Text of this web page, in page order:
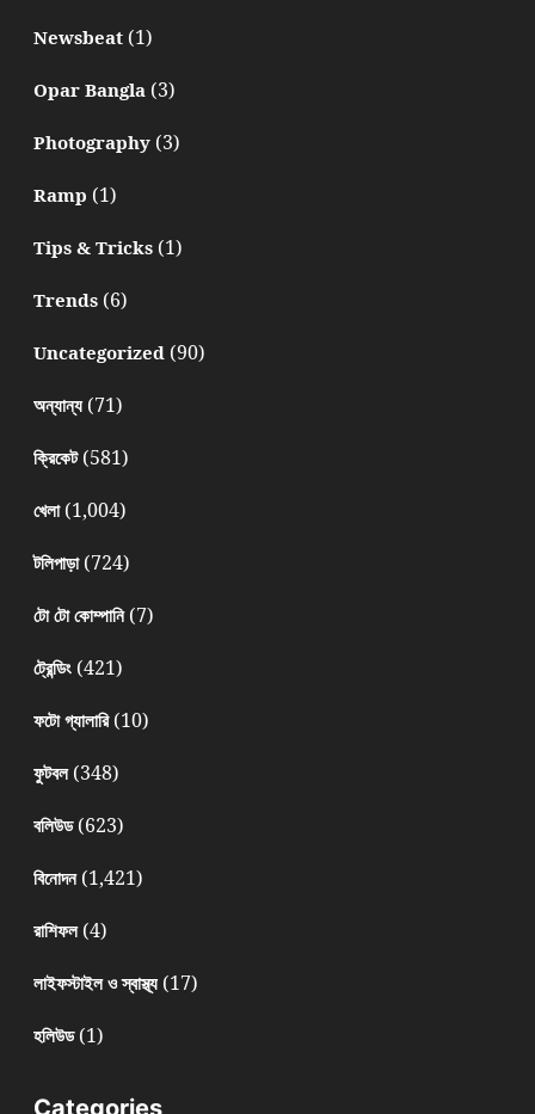
Newsbeat(1)
Opar Bangla(3)
Photography(3)
Ramp (1)
Tips & Tricks(1)
Trends(6)
Uncategorized(90)
অন্যান্য(71)
ক্রিকেট(581)
খেলা(1,004)
টলিপাড়া(724)
টো টো কোম্পানি(7)
ট্রেন্ডিং(421)
ফটো গ্যালারি(10)
ফুটবল(348)
বলিউড(623)
বিনোদন(1,421)
রাশিফল(4)
লাইফস্টাইল ও স্বাস্থ্য(17)
হলিউড(1)
Categories